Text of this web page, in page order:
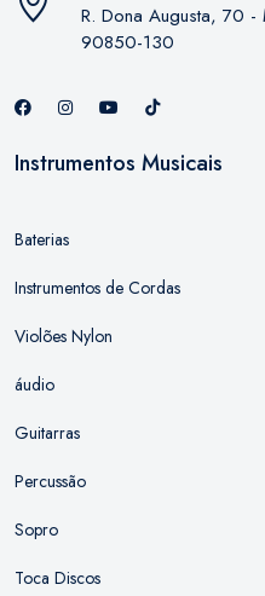
R. Dona Augusta, 70 -
90850-130
Instrumentos Musicais
Baterias
Instrumentos de Cordas
Violões Nylon
áudio
Guitarras
Percussão
Sopro
Toca Discos